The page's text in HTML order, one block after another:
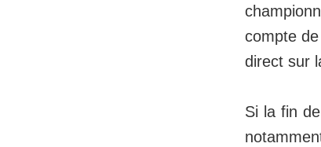
compte
direct sur
Si la fin